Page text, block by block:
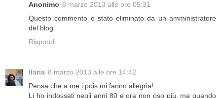
Anonimo 8 marzo 2013 alle ore 05:31
Questo commento è stato eliminato da un amministratore
del blog.
Rispondi
Ilaria 8 marzo 2013 alle ore 14:42
Pensa che a me i pois mi fanno allegria!
Li ho indossati negli anni 80 e ora non oso più, ma quando